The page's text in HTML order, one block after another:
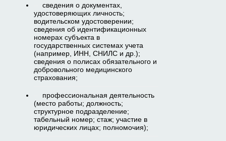
сведения о документах,
удостоверяющих личность;
водительском удостоверении;
сведения об идентификационных
номерах субъекта в
государственных системах учета
(например, ИНН, СНИЛС и др.);
сведения о полисах обязательного и
добровольного медицинского
страхования;
профессиональная деятельность
(место работы; должность;
структурное подразделение;
табельный номер; стаж; участие в
юридических лицах; полномочия);